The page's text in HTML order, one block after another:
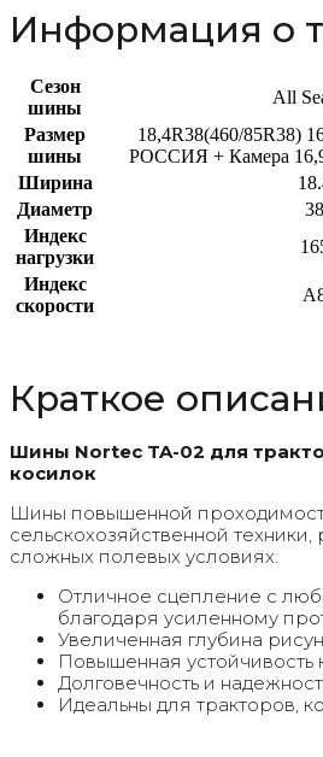
Информация о
Сезон
шины
All
Размер
шины
18,4R38(460/85R38)
РОССИЯ + Камера
Ширина
Диаметр
38
Индекс
нагрузки
Индекс
скорости
Краткое
Шины Nortec TA-02 для
косилок
Шины повышенной
сельскохозяйственной
сложных полевых условиях.
Отличное сцепление с
благодаря усиленному
Увеличенная глубина
Повышенная
Долговечность и
Идеальны для тракторов,